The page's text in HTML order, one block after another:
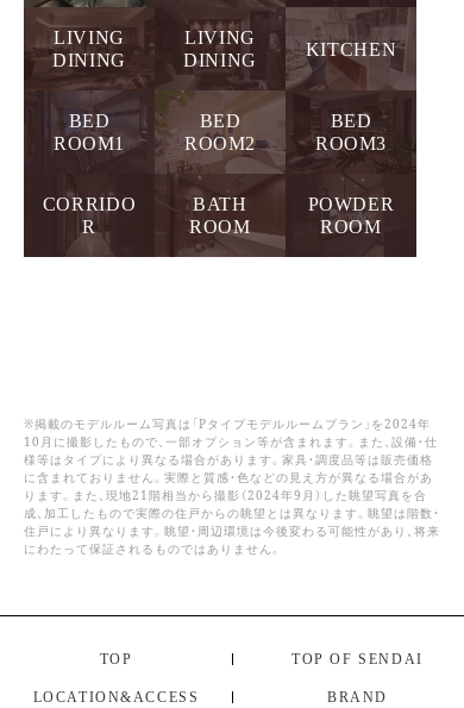
LIVING
DINING
LIVING
DINING
KITCHEN
BED
ROOM1
BED
ROOM2
BED
ROOM3
CORRIDO
R
BATH
ROOM
POWDER
ROOM
※掲載のモデルルーム写真は「Pタイプモデルルームプラン」を2024年
10月に撮影したもので、一部オプション等が含まれます。また、設備・仕
様等はタイプにより異なる場合があります。家具・調度品等は販売価格
に含まれておりません。実際と質感・色などの見え方が異なる場合があ
ります。また、現地21階相当から撮影（2024年9月）した眺望写真を合
成、加工したもので実際の住戸からの眺望とは異なります。眺望は階数・
住戸により異なります。眺望・周辺環境は今後変わる可能性があり、将来
にわたって保証されるものではありません。
TOP TOP OF SENDAI
LOCATION&ACCESS BRAND